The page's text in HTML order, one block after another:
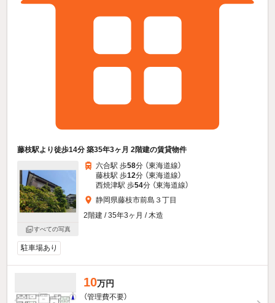
藤枝駅より徒歩14分 築35年3ヶ月 2階建の賃貸物件
すべての写真
六合駅 歩58分 （東海道線）
藤枝駅 歩12分 （東海道線）
西焼津駅 歩54分 （東海道線）
静岡県藤枝市前島３丁目
2階建 / 35年3ヶ月 / 木造
駐車場あり
10万円
（管理費不要）